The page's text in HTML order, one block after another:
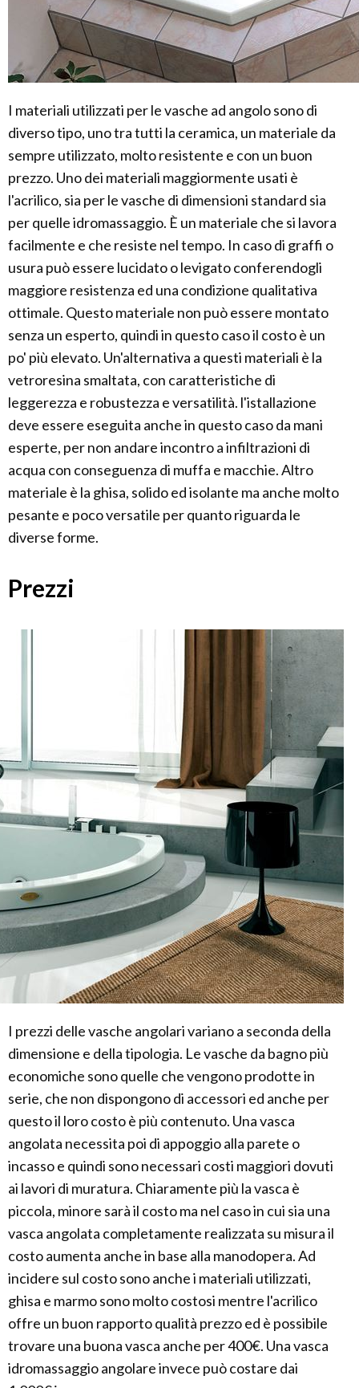
I materiali utilizzati per le vasche ad angolo sono di
diverso tipo, uno tra tutti la ceramica, un materiale da
sempre utilizzato, molto resistente e con un buon
prezzo. Uno dei materiali maggiormente usati è
l'acrilico, sia per le vasche di dimensioni standard sia
per quelle idromassaggio. È un materiale che si lavora
facilmente e che resiste nel tempo. In caso di graffi o
usura può essere lucidato o levigato conferendogli
maggiore resistenza ed una condizione qualitativa
ottimale. Questo materiale non può essere montato
senza un esperto, quindi in questo caso il costo è un
po' più elevato. Un'alternativa a questi materiali è la
vetroresina smaltata, con caratteristiche di
leggerezza e robustezza e versatilità. l'istallazione
deve essere eseguita anche in questo caso da mani
esperte, per non andare incontro a infiltrazioni di
acqua con conseguenza di muffa e macchie. Altro
materiale è la ghisa, solido ed isolante ma anche molto
pesante e poco versatile per quanto riguarda le
diverse forme.
Prezzi
I prezzi delle vasche angolari variano a seconda della
dimensione e della tipologia. Le vasche da bagno più
economiche sono quelle che vengono prodotte in
serie, che non dispongono di accessori ed anche per
questo il loro costo è più contenuto. Una vasca
angolata necessita poi di appoggio alla parete o
incasso e quindi sono necessari costi maggiori dovuti
ai lavori di muratura. Chiaramente più la vasca è
piccola, minore sarà il costo ma nel caso in cui sia una
vasca angolata completamente realizzata su misura il
costo aumenta anche in base alla manodopera. Ad
incidere sul costo sono anche i materiali utilizzati,
ghisa e marmo sono molto costosi mentre l'acrilico
offre un buon rapporto qualità prezzo ed è possibile
trovare una buona vasca anche per 400€. Una vasca
idromassaggio angolare invece può costare dai